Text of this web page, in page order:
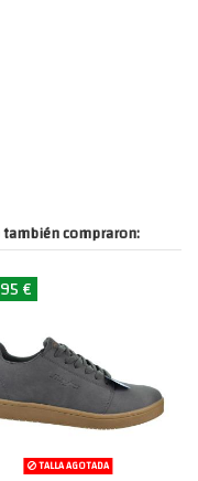
compraron:
€
TALLA AGOTADA